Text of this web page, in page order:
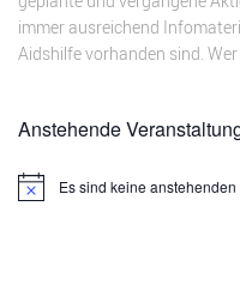
immer ausreichend
Aidshilfe vorhanden sind.
Anstehende
HinweisEs sind keine